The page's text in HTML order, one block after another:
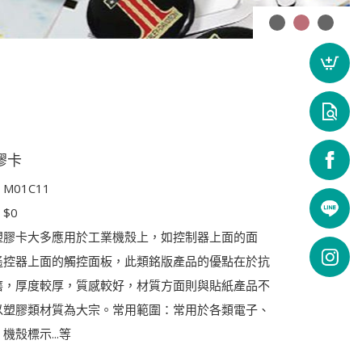
卡
$0
膠卡大多應用於工業機殼上，如控制器上面的面
控器上面的觸控面板，此類銘版產品的優點在於抗
，厚度較厚，質感較好，材質方面則與貼紙產品不
膠類材質為大宗。常用範圍：常用於各類電子、
殼標示...等